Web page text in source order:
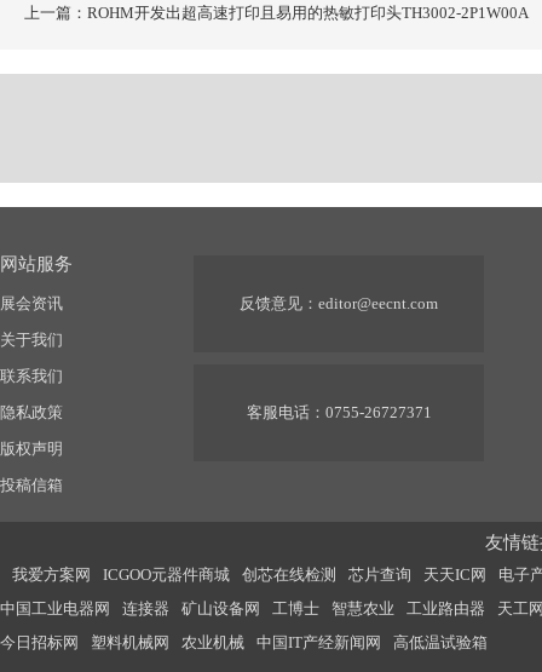
上一篇：ROHM开发出超高速打印且易用的热敏打印头TH3002-2P1W00A
网站服务
展会资讯
关于我们
联系我们
隐私政策
版权声明
投稿信箱
反馈意见： editor@eecnt.com
客服电话：0755-26727371
友情
我爱方案网 ICGOO元器件商城 创芯在线检测 芯片查询 天天IC网
电子
中国工业电器网
连接器 矿山设备网 工博士 智慧农业 工业路由器
天工
今日招标网
塑料机械网 农业机械 中国IT产经新闻网 高低温试验箱